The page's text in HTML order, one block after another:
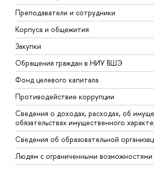
Преподаватели и сотрудники
Корпуса и общежития
Закупки
Обращения граждан в НИУ ВШЭ
Фонд целевого капитала
Противодействие коррупции
Сведения о доходах, расходах, об
обязательствах имущественного
Сведения об образовательной
Людям с ограниченными возможностями